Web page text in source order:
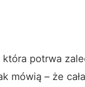
potrwa
mówią – że